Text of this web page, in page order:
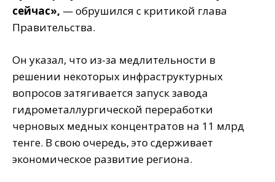
сейчас», — обрушился с критикой глава
Правительства.
Он указал, что из-за медлительности в
решении некоторых инфраструктурных
вопросов затягивается запуск завода
гидрометаллургической переработки
черновых медных концентратов на 11 млрд
тенге. В свою очередь, это сдерживает
экономическое развитие региона.